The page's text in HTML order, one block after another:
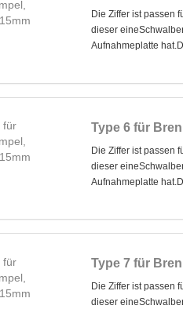
Die Ziffer ist passen
dieser
Aufnahmeplatte
Type 6 für
Die Ziffer ist passen
dieser
Aufnahmeplatte
Type 7 für
Die Ziffer ist passen
dieser